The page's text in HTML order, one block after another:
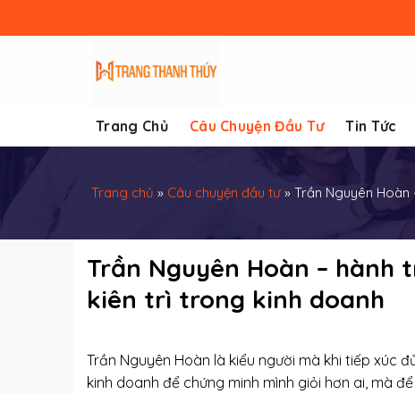
to
Trang Chủ Câu Chuyện Đầu Tư Tin Tức
Trang chủ » Câu chuyện đầu tư » Trần Nguyên
Trần Nguyên Hoàn – hành
kiên trì trong kinh doanh
Trần Nguyên Hoàn là kiểu người mà khi tiếp xúc
kinh doanh để chứng minh mình giỏi hơn ai, mà